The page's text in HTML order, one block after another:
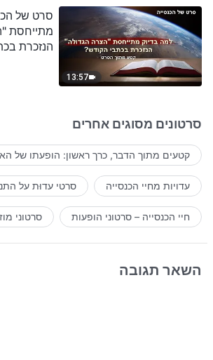
13:57
סרט של
מתייחסת
הנזכרת
סרטונים מסוגים אחרים
קטעים מתוך הדבר, כרך ראשון: הופעתו של
עדויות מחיי הכנסייה סרטי עדוּת על
חיי הכנסייה – סרטוני הופעות סרטוני
השאר תגובה